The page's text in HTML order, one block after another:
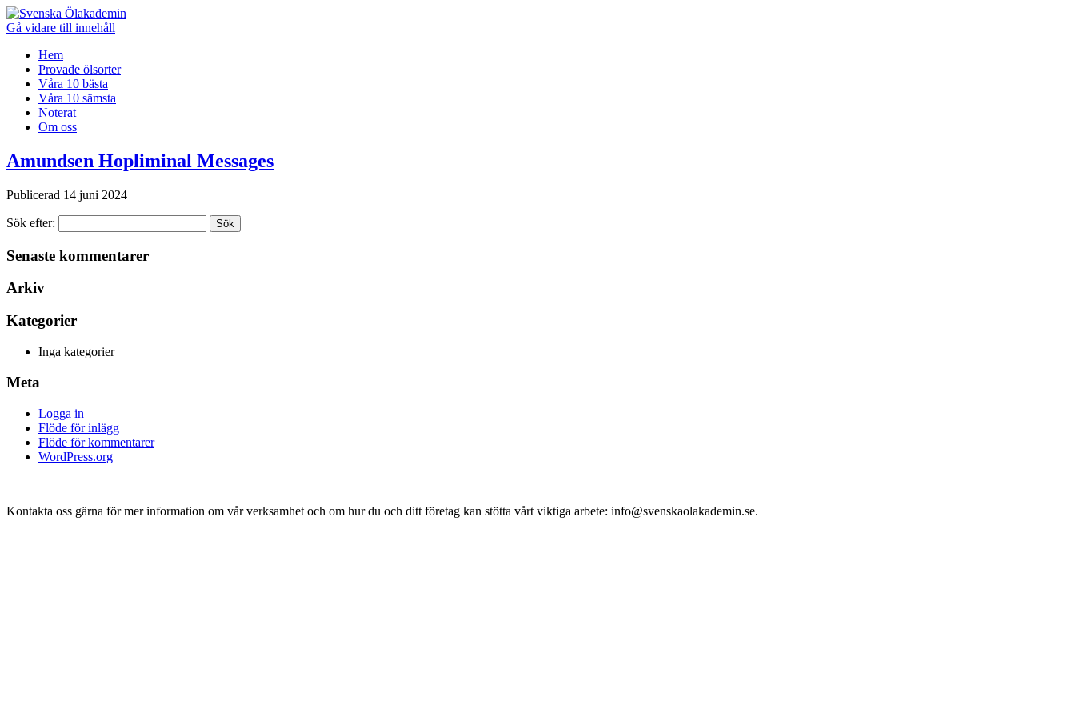
Gå vidare till innehåll
Hem
Provade ölsorter
Våra 10 bästa
Våra 10 sämsta
Noterat
Om oss
Amundsen Hopliminal Messages
Publicerad 14 juni 2024
Sök efter: Sök
Senaste kommentarer
Arkiv
Kategorier
Inga kategorier
Meta
Logga in
Flöde för inlägg
Flöde för kommentarer
WordPress.org
Kontakta oss gärna för mer information om vår verksamhet och om hur du och ditt företag kan stötta vårt viktiga arbete: info@svenskaolakademin.se.